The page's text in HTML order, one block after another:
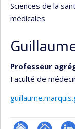
Sciences de la
médicales
Professeur
Faculté de